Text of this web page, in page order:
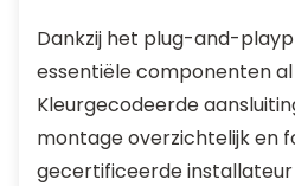
Dankzij het plug-and-
essentiële componenten
Kleurgecodeerde
montage overzichtelijk en
gecertificeerde